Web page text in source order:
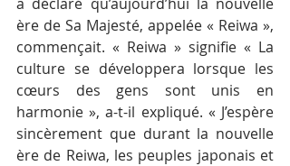
ère de Sa Majesté, appelée « Reiwa »,
commençait. « Reiwa » signifie « La
culture se développera lorsque les
cœurs des gens sont unis en
harmonie », a-t-il expliqué. « J’espère
sincèrement que durant la nouvelle
ère de Reiwa, les peuples japonais et